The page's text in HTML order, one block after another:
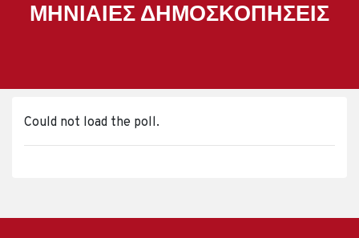
ΜΗΝΙΑΊΕΣ ΔΗΜΟΣΚΟΠΉΣΕΙΣ
Could not load the poll.